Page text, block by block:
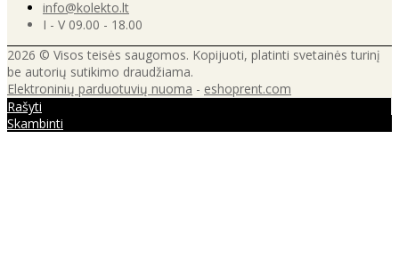
info@kolekto.lt
I - V 09.00 - 18.00
2026 © Visos teisės saugomos. Kopijuoti, platinti svetainės turinį
be autorių sutikimo draudžiama.
Elektroninių parduotuvių nuoma - eshoprent.com
Rašyti
Skambinti